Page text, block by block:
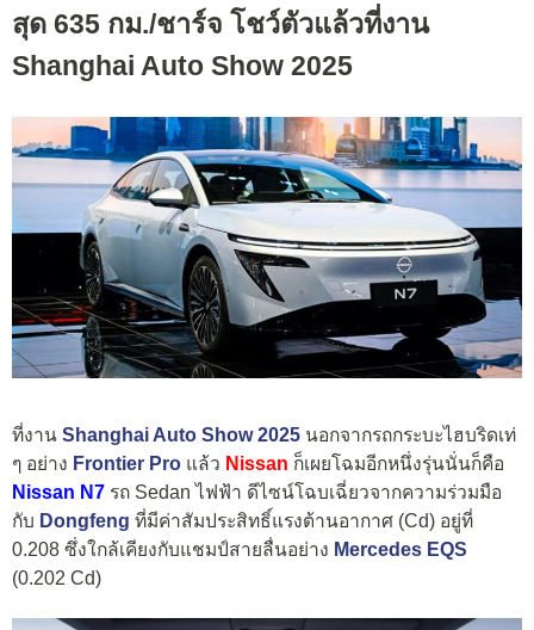
สุด 635 กม./ชาร์จ โชว์ตัวแล้วที่งาน
Shanghai Auto Show 2025
ที่งาน Shanghai Auto Show 2025 นอกจากรถกระบะไฮบริดเท่
ๆ อย่าง Frontier Pro แล้ว Nissan ก็เผยโฉมอีกหนึ่งรุ่นนั่นก็คือ
Nissan N7 รถ Sedan ไฟฟ้า ดีไซน์โฉบเฉี่ยวจากความร่วมมือ
กับ Dongfeng ที่มีค่าสัมประสิทธิ์แรงต้านอากาศ (Cd) อยู่ที่
0.208 ซึ่งใกล้เคียงกับแชมป์สายลื่นอย่าง Mercedes EQS
(0.202 Cd)